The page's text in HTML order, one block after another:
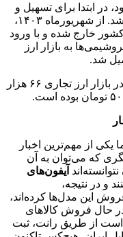
۱۳۹۶ ایجاد شده بود، در ابتدا برای تسهیل و
نظارت بر معاملات ارزی کشور طراحی شد. از شهریورماه ۱۴۰۳،
کشور خارج شده و با ورود
به بازار ارز
شد.
طبق آخرین گزارش‌ها، قیمت حواله دلار در بازار ارز تجاری ۶۶ هزار
از مهم‌ترین اخبار
که می‌توان به آن
آیفون‌های
و در نتیجه،
این مدل‌ها کرده‌اند،
در حال فروش کالاهای
از طریق رانت، ثبت